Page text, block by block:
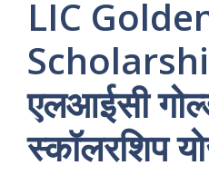
LIC
एलआईसी
स्कॉलरशिप